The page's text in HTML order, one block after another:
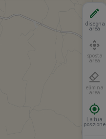
disegna
area
sposta
area
elimina
area
La tua
posizione